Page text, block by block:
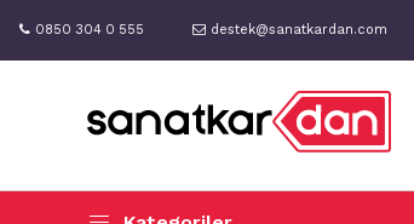
0850 304 0 555 destek@sanatkardan.com